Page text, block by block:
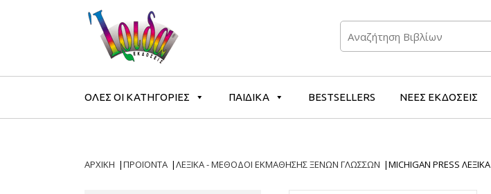
ΟΛΕΣ ΟΙ ΚΑΤΗΓΟΡΙΕΣ ΠΑΙΔΙΚΑ BESTSELLERS ΝΕΕΣ ΕΚΔΟΣΕΙΣ
ΑΡΧΙΚΗ |ΠΡΟΪΟΝΤΑ |ΛΕΞΙΚΑ - ΜΕΘΟΔΟΙ ΕΚΜΑΘΗΣΗΣ ΞΕΝΩΝ ΓΛΩΣΣΩΝ |MICHIGAN PRESS ΛΕΞΙΚΑ